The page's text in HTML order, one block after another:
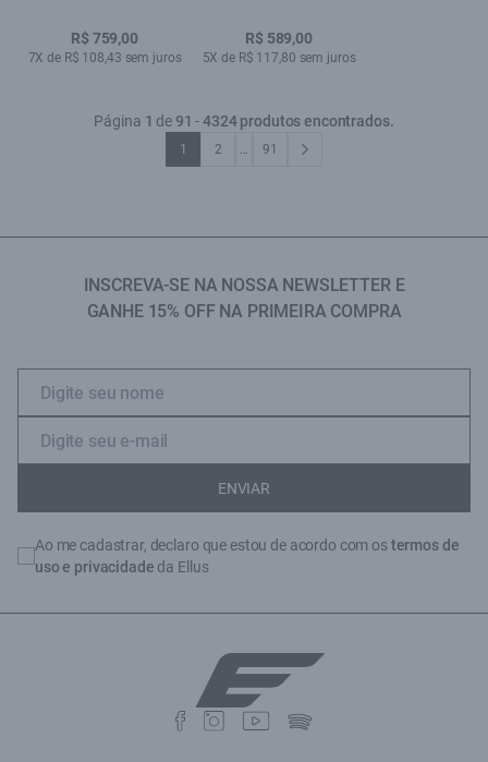
Lav.Médio C/ Foam
R$ 759,00
7X de R$ 108,43 sem juros
R$ 589,00
5X de R$ 117,80 sem juros
Página 1 de 91 -4324 produtos encontrados.
1 2 ... 91
INSCREVA-SE NA NOSSA NEWSLETTER E
GANHE 15% OFF NA PRIMEIRA COMPRA
ENVIAR
Ao me cadastrar, declaro que estou de acordo com ostermos de
uso e privacidade da Ellus